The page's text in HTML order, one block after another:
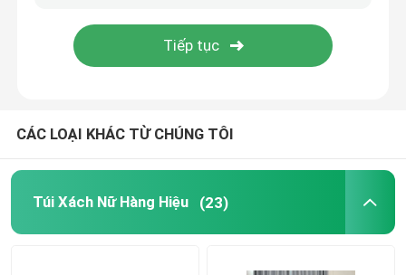
Túi đeo yên ngựa
Ví thiết kế mini
Túi hàng hiệu Preloved
CÁC LOẠI KHÁC TỪ CHÚNG TÔI
Túi Xách Nữ Hàng Hiệu (23)